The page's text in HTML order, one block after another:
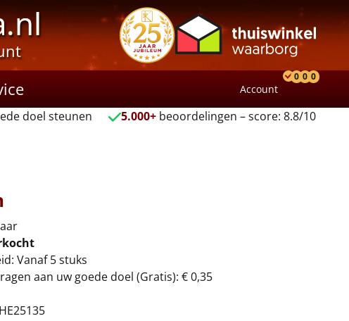
Account
0 0 0
doel steunen 5.000+ beoordelingen – score: 8.8/10
Vanaf 5 stuks
aan uw goede doel (Gratis): € 0,35